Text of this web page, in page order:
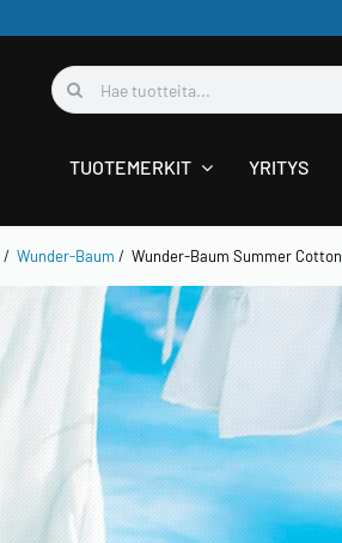
Etsi
...
TUOTEMERKIT YRITYS
/ Wunder-Baum / Wunder-Baum Summer Cotton